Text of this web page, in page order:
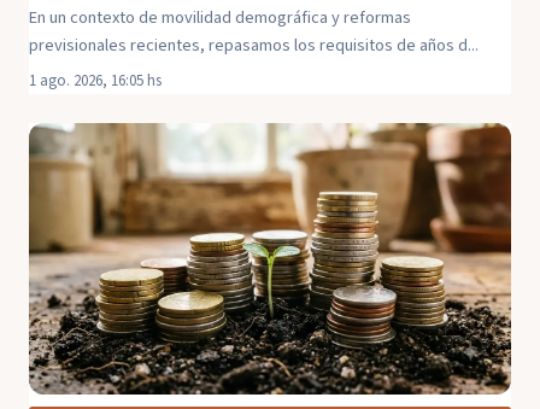
En un contexto de movilidad demográfica y reformas
previsionales recientes, repasamos los requisitos de años d...
1 ago. 2026, 16:05 hs